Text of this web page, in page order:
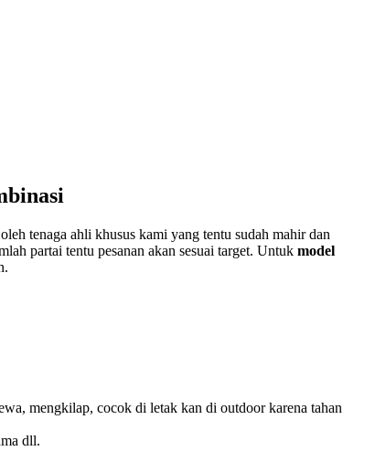
tenaga ahli khusus kami yang tentu sudah mahir dan
partai tentu pesanan akan sesuai target. Untuk model
mengkilap, cocok di letak kan di outdoor karena tahan
dll.